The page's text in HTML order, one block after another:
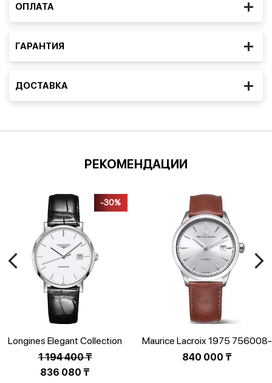
ОПЛАТА
ГАРАНТИЯ
ДОСТАВКА
РЕКОМЕНДАЦИИ
Longines Elegant Collection
L4.910.4.12.2
1 194 400₸
Первоначальная
836 080 ₸
-30%
Maurice Lacroix 1975 756008-
SS001-130-3
840 000 ₸